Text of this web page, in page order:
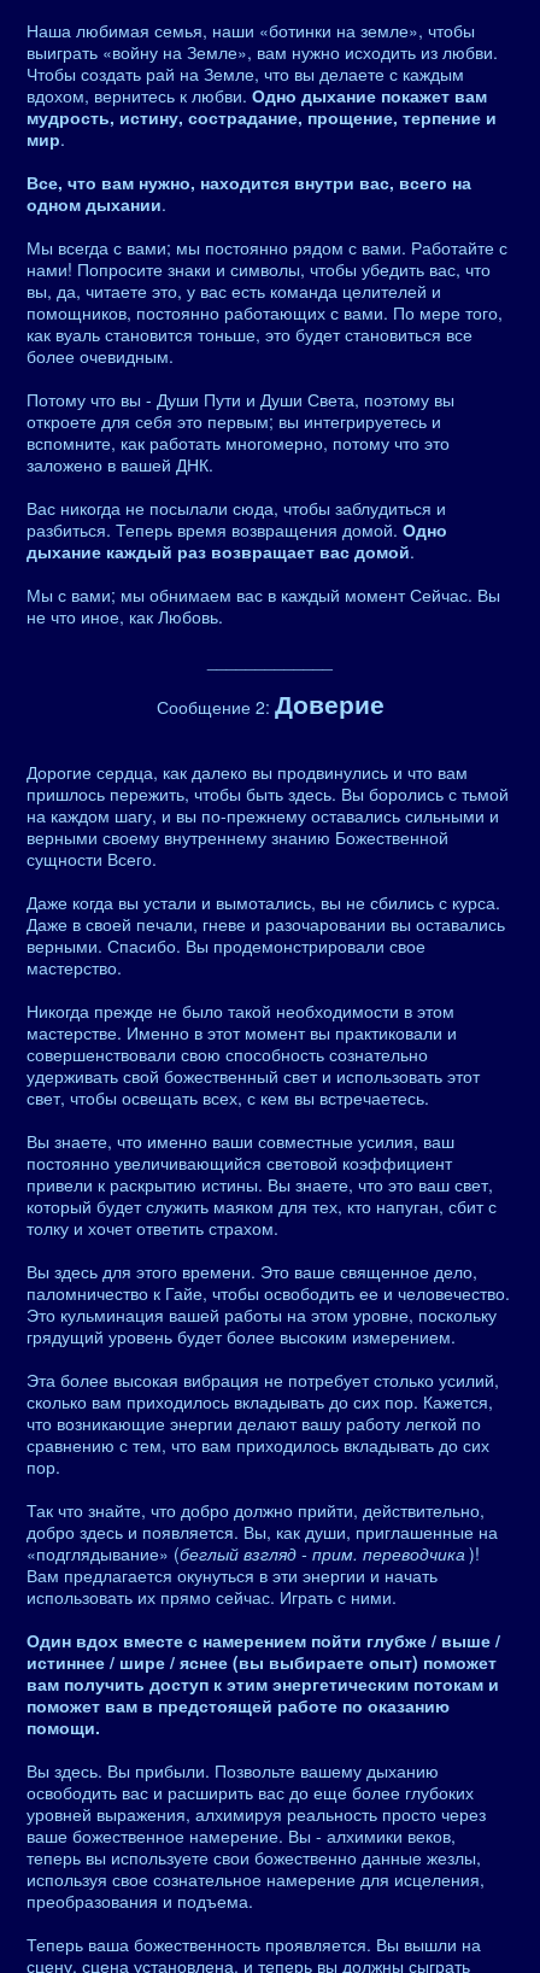
Наша любимая семья, наши «ботинки на земле», чтобы
выиграть «войну на Земле», вам нужно исходить из любви.
Чтобы создать рай на Земле, что вы делаете с каждым
вдохом, вернитесь к любви. Одно дыхание покажет вам
мудрость, истину, сострадание, прощение, терпение и
мир.
Все, что вам нужно, находится внутри вас, всего на
одном дыхании.
Мы всегда с вами; мы постоянно рядом с вами. Работайте с
нами! Попросите знаки и символы, чтобы убедить вас, что
вы, да, читаете это, у вас есть команда целителей и
помощников, постоянно работающих с вами. По мере того,
как вуаль становится тоньше, это будет становиться все
более очевидным.
Потому что вы - Души Пути и Души Света, поэтому вы
откроете для себя это первым; вы интегрируетесь и
вспомните, как работать многомерно, потому что это
заложено в вашей ДНК.
Вас никогда не посылали сюда, чтобы заблудиться и
разбиться. Теперь время возвращения домой. Одно
дыхание каждый раз возвращает вас домой.
Мы с вами; мы обнимаем вас в каждый момент Сейчас. Вы
не что иное, как Любовь.
Сообщение 2: Доверие
Дорогие сердца, как далеко вы продвинулись и что вам
пришлось пережить, чтобы быть здесь. Вы боролись с тьмой
на каждом шагу, и вы по-прежнему оставались сильными и
верными своему внутреннему знанию Божественной
сущности Всего.
Даже когда вы устали и вымотались, вы не сбились с курса.
Даже в своей печали, гневе и разочаровании вы оставались
верными. Спасибо. Вы продемонстрировали свое
мастерство.
Никогда прежде не было такой необходимости в этом
мастерстве. Именно в этот момент вы практиковали и
совершенствовали свою способность сознательно
удерживать свой божественный свет и использовать этот
свет, чтобы освещать всех, с кем вы встречаетесь.
Вы знаете, что именно ваши совместные усилия, ваш
постоянно увеличивающийся световой коэффициент
привели к раскрытию истины. Вы знаете, что это ваш свет,
который будет служить маяком для тех, кто напуган, сбит с
толку и хочет ответить страхом.
Вы здесь для этого времени. Это ваше священное дело,
паломничество к Гайе, чтобы освободить ее и человечество.
Это кульминация вашей работы на этом уровне, поскольку
грядущий уровень будет более высоким измерением.
Эта более высокая вибрация не потребует столько усилий,
сколько вам приходилось вкладывать до сих пор. Кажется,
что возникающие энергии делают вашу работу легкой по
сравнению с тем, что вам приходилось вкладывать до сих
пор.
Так что знайте, что добро должно прийти, действительно,
добро здесь и появляется. Вы, как души, приглашенные на
«подглядывание» (беглый взгляд - прим. переводчика)!
Вам предлагается окунуться в эти энергии и начать
использовать их прямо сейчас. Играть с ними.
Один вдох вместе с намерением пойти глубже / выше /
истиннее / шире / яснее (вы выбираете опыт) поможет
вам получить доступ к этим энергетическим потокам и
поможет вам в предстоящей работе по оказанию
помощи.
Вы здесь. Вы прибыли. Позвольте вашему дыханию
освободить вас и расширить вас до еще более глубоких
уровней выражения, алхимируя реальность просто через
ваше божественное намерение. Вы - алхимики веков,
теперь вы используете свои божественно данные жезлы,
используя свое сознательное намерение для исцеления,
преобразования и подъема.
Теперь ваша божественность проявляется. Вы вышли на
сцену, сцена установлена, и теперь вы должны сыграть